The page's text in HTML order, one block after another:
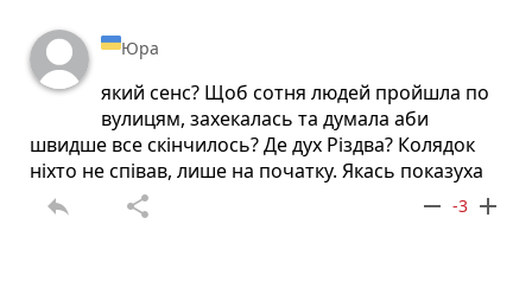
Юра
який сенс? Щоб сотня людей пройшла по
вулицям, захекалась та думала аби
швидше все скінчилось? Де дух Різдва? Колядок
ніхто не співав, лише на початку. Якась показуха
reply share remove -3 add